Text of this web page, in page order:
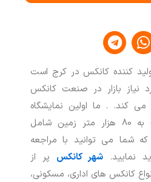
W
h
a
t
s
a
p
p
T
e
l
e
g
r
a
m
کننده کانکس در کرج است
نیاز بازار در صنعت کانکس
کند. . ما اولین نمایشگاه
دائمی کانکس با قریب به 80 هزار متر زمین شامل
که شما می توانید با مراجعه
نمایید. شهر کانکس پر از
کانکس های اداری، مسکونی،